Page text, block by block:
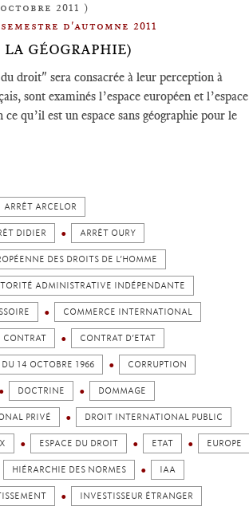
2011 )
d'automne 2011
LA GÉOGRAPHIE)
droit" sera consacrée à leur perception à
sont examinés l’espace européen et l’espace
qu’il est un espace sans géographie pour le
ARRÊT ARCELOR
DIDIER ARRÊT OURY
DES DROITS DE L’HOMME
ADMINISTRATIVE INDÉPENDANTE
COMMERCE INTERNATIONAL
CONTRAT CONTRAT D’ETAT
14 OCTOBRE 1966 CORRUPTION
DOCTRINE DOMMAGE
PRIVÉ DROIT INTERNATIONAL PUBLIC
ESPACE DU DROIT ETAT EUROPE
HIÉRARCHIE DES NORMES IAA
INVESTISSEUR ÉTRANGER